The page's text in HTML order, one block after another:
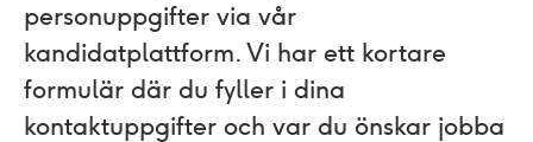
personuppgifter via vår
kandidatplattform. Vi har ett kortare
formulär där du fyller i dina
kontaktuppgifter och var du önskar jobba